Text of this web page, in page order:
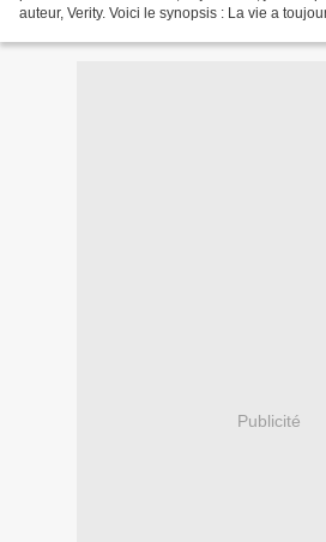
auteur, Verity. Voici le synopsis : La vie a
Publicité